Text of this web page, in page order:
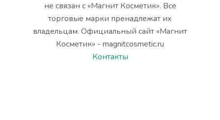
не связан с «Магнит Косметик». Все
торговые марки пренадлежат их
владельцам. Официальный сайт «Магнит
Косметик» - magnitcosmetic.ru
Контакты